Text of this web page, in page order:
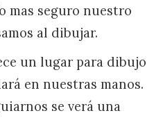
mas seguro nuestro
al dibujar.
un lugar para dibujo
en nuestras manos.
se verá una